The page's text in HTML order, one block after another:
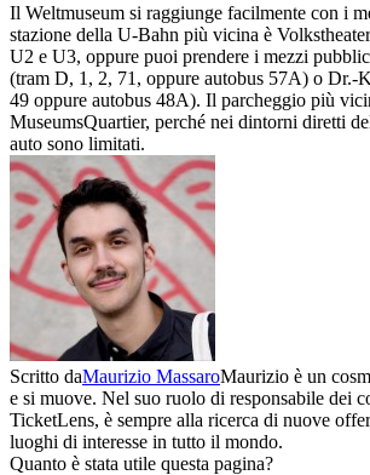
Il Weltmuseum si raggiunge facilmente con i
stazione della U-Bahn più vicina è
U2 e U3, oppure puoi prendere i mezzi
(tram D, 1, 2, 71, oppure autobus 57A) o Dr.-
49 oppure autobus 48A). Il parcheggio più
MuseumsQuartier, perché nei dintorni diretti
auto sono limitati.
Scritto daMaurizio MassaroMaurizio è un
e si muove. Nel suo ruolo di responsabile dei
TicketLens, è sempre alla ricerca di nuove
luoghi di interesse in tutto il mondo.
Quanto è stata utile questa pagina?